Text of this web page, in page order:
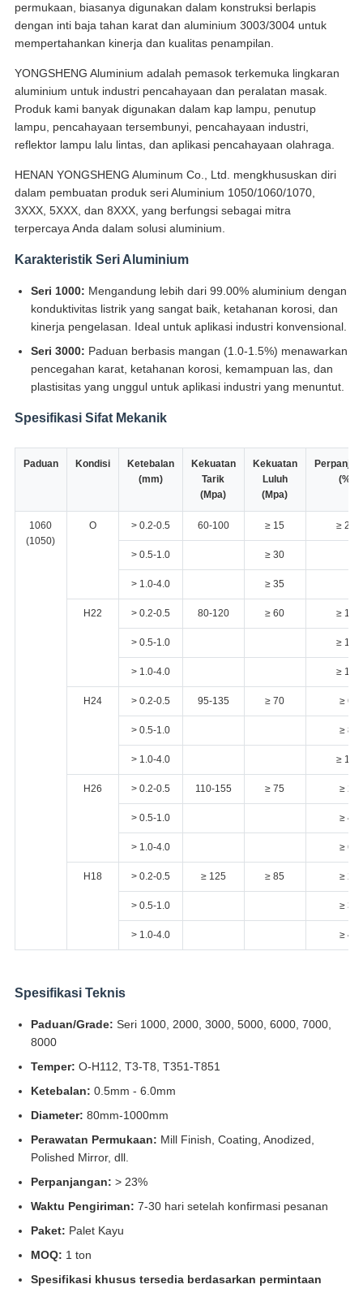
permukaan, biasanya digunakan dalam konstruksi berlapis
dengan inti baja tahan karat dan aluminium 3003/3004 untuk
mempertahankan kinerja dan kualitas penampilan.
YONGSHENG Aluminium adalah pemasok terkemuka lingkaran
aluminium untuk industri pencahayaan dan peralatan masak.
Produk kami banyak digunakan dalam kap lampu, penutup
lampu, pencahayaan tersembunyi, pencahayaan industri,
reflektor lampu lalu lintas, dan aplikasi pencahayaan olahraga.
HENAN YONGSHENG Aluminum Co., Ltd. mengkhususkan diri
dalam pembuatan produk seri Aluminium 1050/1060/1070,
3XXX, 5XXX, dan 8XXX, yang berfungsi sebagai mitra
terpercaya Anda dalam solusi aluminium.
Karakteristik Seri Aluminium
Seri 1000: Mengandung lebih dari 99.00% aluminium dengan
konduktivitas listrik yang sangat baik, ketahanan korosi, dan
kinerja pengelasan. Ideal untuk aplikasi industri konvensional.
Seri 3000: Paduan berbasis mangan (1.0-1.5%) menawarkan
pencegahan karat, ketahanan korosi, kemampuan las, dan
plastisitas yang unggul untuk aplikasi industri yang menuntut.
Spesifikasi Sifat Mekanik
Paduan Kondisi
Ketebalan
(mm)
Kekuatan
Tarik
(Mpa)
Kekuatan
Luluh
(Mpa)
(%)
1060
(1050)
O > 0.2-0.5 60-100 ≥ 15 ≥ 20
> 0.5-1.0 ≥ 30
> 1.0-4.0 ≥ 35
H22 > 0.2-0.5 80-120 ≥ 60 ≥ 12
> 0.5-1.0 ≥ 15
> 1.0-4.0 ≥ 18
H24 > 0.2-0.5 95-135 ≥ 70 ≥ 6
> 0.5-1.0 ≥ 8
> 1.0-4.0 ≥ 10
H26 > 0.2-0.5 110-155 ≥ 75 ≥ 2
> 0.5-1.0 ≥ 4
> 1.0-4.0 ≥ 6
H18 > 0.2-0.5 ≥ 125 ≥ 85 ≥ 2
> 0.5-1.0 ≥ 3
> 1.0-4.0 ≥ 4
Spesifikasi Teknis
Paduan/Grade: Seri 1000, 2000, 3000, 5000, 6000, 7000,
8000
Temper: O-H112, T3-T8, T351-T851
Ketebalan: 0.5mm - 6.0mm
Diameter: 80mm-1000mm
Perawatan Permukaan: Mill Finish, Coating, Anodized,
Polished Mirror, dll.
Perpanjangan: > 23%
Waktu Pengiriman: 7-30 hari setelah konfirmasi pesanan
Paket: Palet Kayu
MOQ: 1 ton
Spesifikasi khusus tersedia berdasarkan permintaan